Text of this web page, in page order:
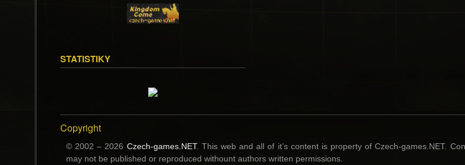
STATISTIKY
Copyright
© 2002 – 2026 Czech-games.NET. This web and all of it’s content is property of Czech-games.NET.
may not be published or reproduced withount authors written permissions.